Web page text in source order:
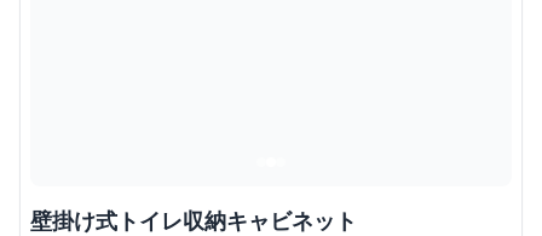
壁掛け式トイレ収納キャビネット